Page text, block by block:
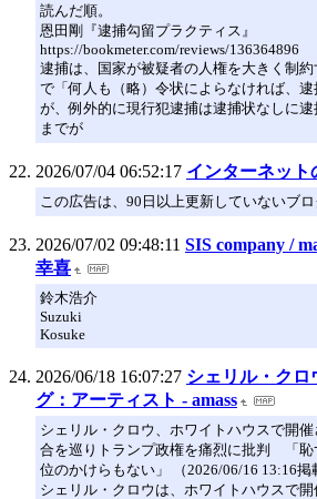
読んだ順。
恩田剛『逮捕勾留プラクティス』
https://bookmeter.com/reviews/136364896
逮捕は、国家が被疑者の人権を大きく制
で「何人も（略）令状によらなければ、
が、例外的に現行犯逮捕は逮捕状なしに
までが
2026/07/04 06:52:17 インターネット
この広告は、90日以上更新していないブロ
2026/07/02 09:48:11 SIS company /
幸喜
鈴木浩介
Suzuki
Kosuke
2026/06/18 16:07:27 シェリル・クロ
グ：アーティスト - amass
シェリル・クロウ、ホワイトハウスで開
合を巡りトランプ政権を痛烈に批判 「恥
位のかけらもない」 （2026/06/16 13:16掲
シェリル・クロウは、ホワイトハウスで